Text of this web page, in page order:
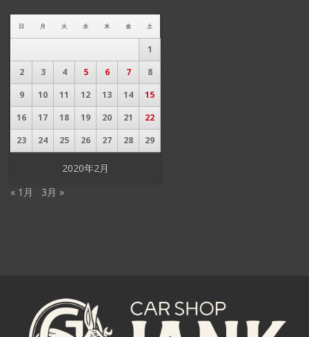
2020年2月
日 月 火 水 木 金 土
1
2
3 4 5 6 7
8
9
10 11 12 13 14
15
16
17 18 19 20 21
22
23
24 25 26 27 28 29
« 1月 3月 »